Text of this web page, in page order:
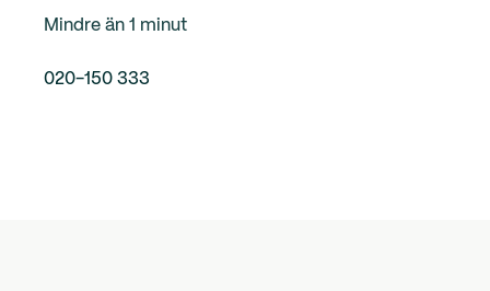
Mindre än 1 minut
020-150 333